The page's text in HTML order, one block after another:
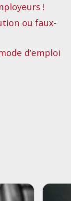
!
ou faux-
d’emploi